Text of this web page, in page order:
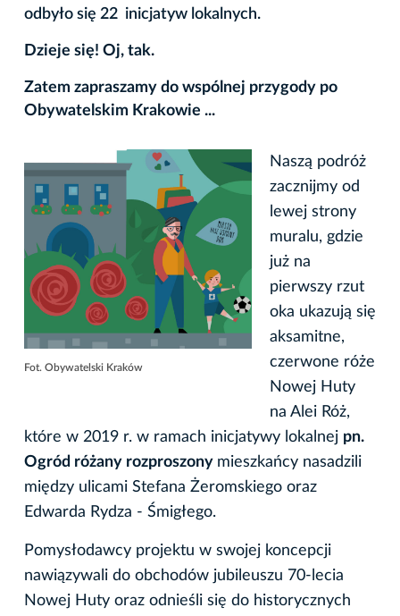
odbyło się 22 inicjatyw lokalnych.
Dzieje się! Oj, tak.
Zatem zapraszamy do wspólnej przygody po
Obywatelskim Krakowie ...
Fot. Obywatelski Kraków
Naszą podróż
zacznijmy od
lewej strony
muralu, gdzie
już na
pierwszy rzut
oka ukazują się
aksamitne,
czerwone róże
Nowej Huty
na Alei Róż,
które w 2019 r. w ramach inicjatywy lokalnej pn.
Ogród różany rozproszony mieszkańcy nasadzili
między ulicami Stefana Żeromskiego oraz
Edwarda Rydza - Śmigłego.
Pomysłodawcy projektu w swojej koncepcji
nawiązywali do obchodów jubileuszu 70-lecia
Nowej Huty oraz odnieśli się do historycznych